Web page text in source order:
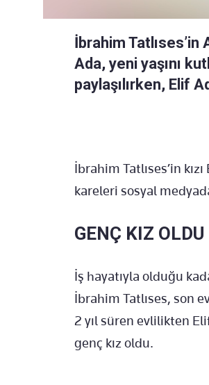
İbrahim Tatlıses’in
Ada, yeni yaşını
paylaşılırken, Elif
İbrahim Tatlıses’in
kareleri sosyal
GENÇ KIZ OLDU
İş hayatıyla olduğu
İbrahim Tatlıses, son
2 yıl süren evlilikten
genç kız oldu.